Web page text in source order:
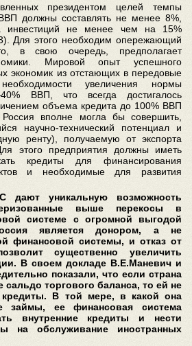
президентом целей темпы
должны составлять не менее 8%,
инвестиций не менее чем на 15%
Для этого необходим опережающий
в свою очередь, предполагает
Мировой опыт успешного
экономик из отстающих в передовые
увеличения нормы
ВВП, что всегда достигалось
объема кредита до 100% ВВП
вполне могла бы совершить,
научно-технический потенциал и
ренту), получаемую от экспорта
этого предприятия должны иметь
кредиты для финансирования
и необходимые для развития
уникальную возможность
выше перекосы в
системе с огромной выгодой
является донором, а не
финансовой системы, и отказ от
существенно увеличить
В своем докладе В.Е.Маневич и
показали, что если страна
сальдо торгового баланса, то ей не
В той мере, в какой она
займы, ее финансовая система
внутренние кредиты и нести
на обслуживание иностранных